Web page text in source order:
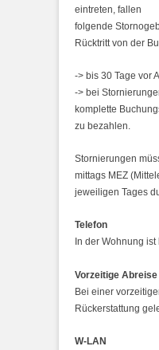
eintreten, fallen
folgende
Rücktritt von der
-> bis 30 Tage vor
-> bei
komplette
zu bezahlen.
Stornierungen
mittags MEZ
jeweiligen Tages
Telefon
In der Wohnung
Vorzeitige Abreise
Bei einer
Rückerstattung
W-LAN